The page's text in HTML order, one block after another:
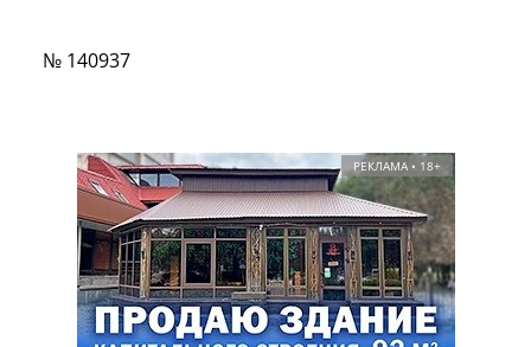
№ 140937
РЕКЛАМА • 18+